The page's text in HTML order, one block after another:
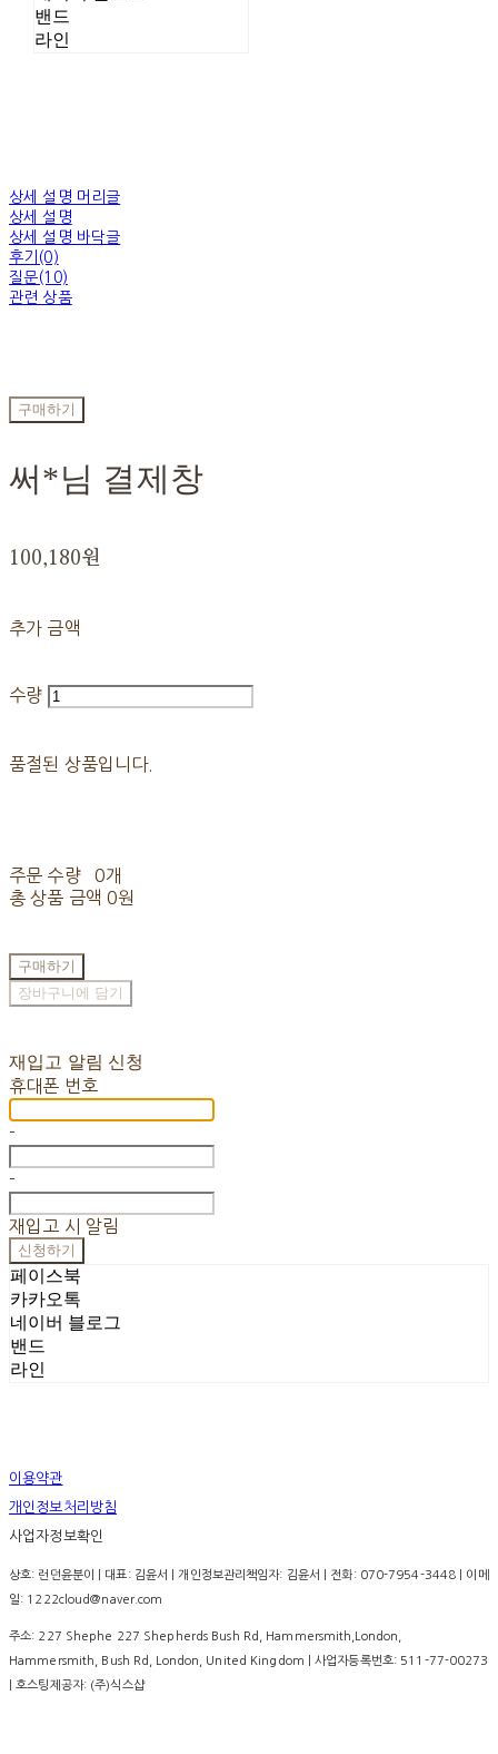
밴드
라인
상세 설명 머리글
상세 설명
상세 설명 바닥글
후기(0)
질문(10)
관련 상품
구매하기
써*님 결제창
100,180원
추가 금액
수량
품절된 상품입니다.
주문 수량
0개
총 상품 금액 0원
구매하기
장바구니에 담기
재입고 알림 신청
휴대폰 번호
-
-
재입고 시 알림
신청하기
페이스북
카카오톡
네이버 블로그
밴드
라인
이용약관
개인정보처리방침
사업자정보확인
상호: 런던윤분이 | 대표: 김윤서 | 개인정보관리책임자: 김윤서 | 전화: 070-7954-3448 | 이메
일: 1222cloud@naver.com
주소: 227 Shephe 227 Shepherds Bush Rd, Hammersmith,London,
Hammersmith, Bush Rd, London, United Kingdom | 사업자등록번호: 511-77-00273
| 호스팅제공자: (주)식스샵